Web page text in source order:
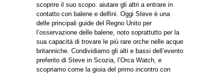
scoprire il suo scopo: aiutare gli altri a entrare in
contatto con balene e delfini. Oggi Steve è una
delle principali guide del Regno Unito per
l’osservazione delle balene, noto soprattutto per la
sua capacità di trovare le più rare orche nelle acque
britanniche. Condividiamo gli alti e bassi dell’evento
preferito di Steve in Scozia, l’Orca Watch, e
scopriamo come la gioia del primo incontro con